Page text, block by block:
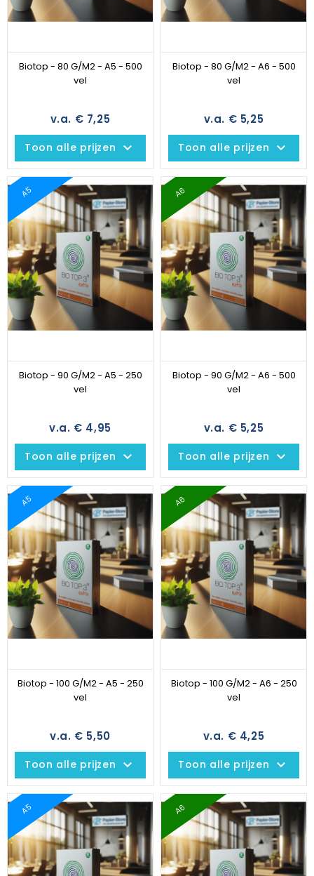
Biotop - 80 G/M2 - A5 - 500
vel
v.a. € 7,25
Toon alle prijzen keyboard_arrow_down
Biotop - 80 G/M2 - A6 - 500
vel
v.a. € 5,25
Toon alle prijzen keyboard_arrow_down
A5
Biotop - 90 G/M2 - A5 - 250
vel
v.a. € 4,95
Toon alle prijzen keyboard_arrow_down
A6
Biotop - 90 G/M2 - A6 - 500
vel
v.a. € 5,25
Toon alle prijzen keyboard_arrow_down
A5
Biotop - 100 G/M2 - A5 - 250
vel
v.a. € 5,50
Toon alle prijzen keyboard_arrow_down
A6
Biotop - 100 G/M2 - A6 - 250
vel
v.a. € 4,25
Toon alle prijzen keyboard_arrow_down
A5 A6